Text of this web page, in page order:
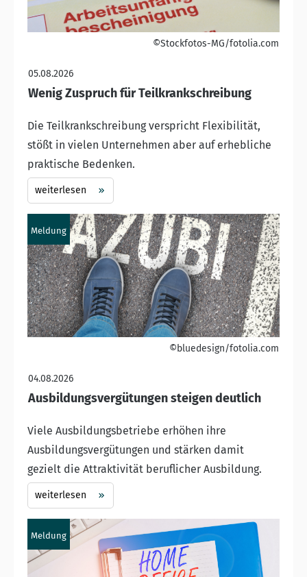
©Stockfotos-MG/fotolia.com
05.08.2026
Wenig Zuspruch für Teilkrankschreibung
Die Teilkrankschreibung verspricht Flexibilität,
stößt in vielen Unternehmen aber auf erhebliche
praktische Bedenken.
weiterlesen
Meldung
©bluedesign/fotolia.com
04.08.2026
Ausbildungsvergütungen steigen deutlich
Viele Ausbildungsbetriebe erhöhen ihre
Ausbildungsvergütungen und stärken damit
gezielt die Attraktivität beruflicher Ausbildung.
weiterlesen
Meldung